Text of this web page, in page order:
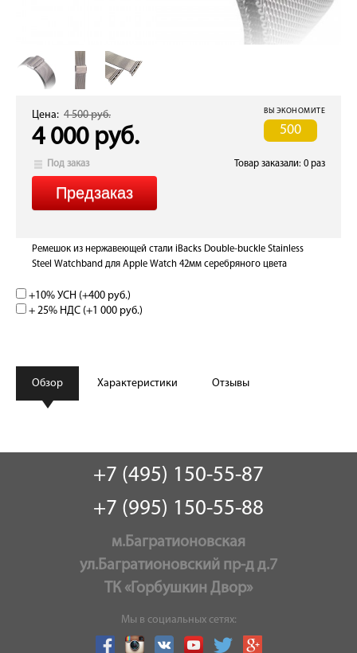
Цена: 4 500 руб. ВЫ ЭКОНОМИТЕ
500
4 000 руб.
Под заказ Товар заказали: 0 раз
Ремешок из нержавеющей стали iBacks Double-buckle Stainless
Steel Watchband для Apple Watch 42мм серебряного цвета
+10% УСН (+400 руб.)
+ 25% НДС (+1 000 руб.)
Обзор Характеристики Отзывы
+7 (495) 150-55-87
+7 (995) 150-55-88
м.Багратионовская
ул.Багратионовский пр-д д.7
ТК «Горбушкин Двор»
Мы в социальных сетях: